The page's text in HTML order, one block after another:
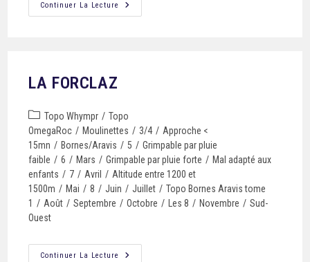
Continuer La Lecture
LA FORCLAZ
Topo Whympr / Topo
OmegaRoc / Moulinettes / 3/4 / Approche <
15mn / Bornes/Aravis / 5 / Grimpable par pluie
faible / 6 / Mars / Grimpable par pluie forte / Mal adapté aux
enfants / 7 / Avril / Altitude entre 1200 et
1500m / Mai / 8 / Juin / Juillet / Topo Bornes Aravis tome
1 / Août / Septembre / Octobre / Les 8 / Novembre / Sud-
Ouest
Continuer La Lecture